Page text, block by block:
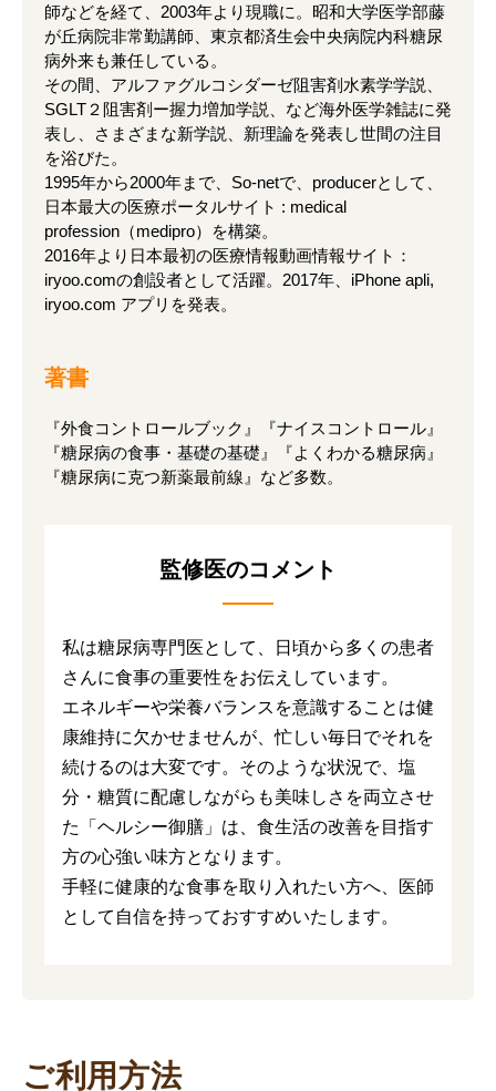
師などを経て、2003年より現職に。昭和大学医学部藤
が丘病院非常勤講師、東京都済生会中央病院内科糖尿
病外来も兼任している。
その間、アルファグルコシダーゼ阻害剤水素学学説、
SGLT２阻害剤ー握力増加学説、など海外医学雑誌に発
表し、さまざまな新学説、新理論を発表し世間の注目
を浴びた。
1995年から2000年まで、So-netで、producerとして、
日本最大の医療ポータルサイト : medical
profession（medipro）を構築。
2016年より日本最初の医療情報動画情報サイト：
iryoo.comの創設者として活躍。2017年、iPhone apli,
iryoo.com アプリを発表。
著書
『外食コントロールブック』『ナイスコントロール』
『糖尿病の食事・基礎の基礎』『よくわかる糖尿病』
『糖尿病に克つ新薬最前線』など多数。
監修医のコメント
私は糖尿病専門医として、日頃から多くの患者
さんに食事の重要性をお伝えしています。
エネルギーや栄養バランスを意識することは健
康維持に欠かせませんが、忙しい毎日でそれを
続けるのは大変です。そのような状況で、塩
分・糖質に配慮しながらも美味しさを両立させ
た「ヘルシー御膳」は、食生活の改善を目指す
方の心強い味方となります。
手軽に健康的な食事を取り入れたい方へ、医師
として自信を持っておすすめいたします。
ご利用方法